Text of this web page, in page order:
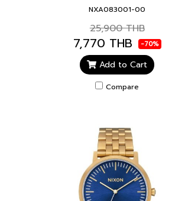
NXA083001-00
25,900 THB
7,770 THB -70%
Add to Cart
Compare